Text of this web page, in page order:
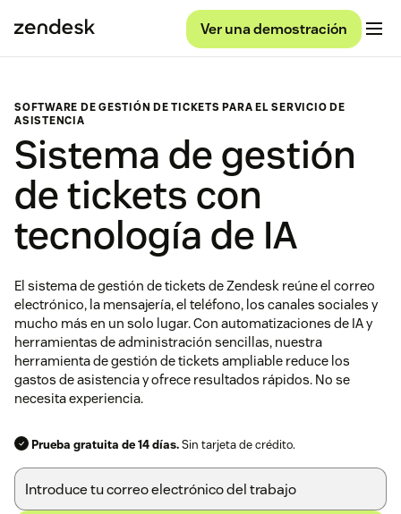
Ver una demostración
SOFTWARE DE GESTIÓN DE TICKETS PARA EL SERVICIO DE
ASISTENCIA
Sistema de gestión
de tickets con
tecnología de IA
El sistema de gestión de tickets de Zendesk reúne el correo
electrónico, la mensajería, el teléfono, los canales sociales y
mucho más en un solo lugar. Con automatizaciones de IA y
herramientas de administración sencillas, nuestra
herramienta de gestión de tickets ampliable reduce los
gastos de asistencia y ofrece resultados rápidos. No se
necesita experiencia.
Prueba gratuita de 14 días.Sin tarjeta de crédito.